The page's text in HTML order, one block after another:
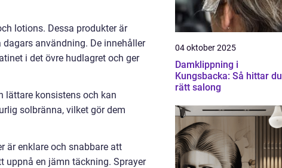
lotions. Dessa produkter är
användning. De innehåller
i det övre hudlagret och ger
lättare konsistens och kan
solbränna, vilket gör dem
är enklare och snabbare att
uppnå en jämn täckning. Sprayer
04 oktober 2025
Damklippning i
Kungsbacka: Så hittar du
rätt salong